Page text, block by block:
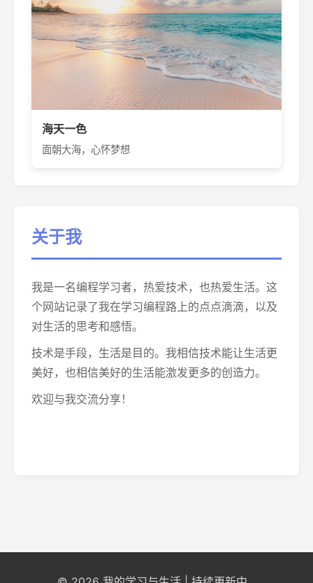
海天一色
面朝大海，心怀梦想
关于我
我是一名编程学习者，热爱技术，也热爱生活。这
个网站记录了我在学习编程路上的点点滴滴，以及
对生活的思考和感悟。
技术是手段，生活是目的。我相信技术能让生活更
美好，也相信美好的生活能激发更多的创造力。
欢迎与我交流分享！